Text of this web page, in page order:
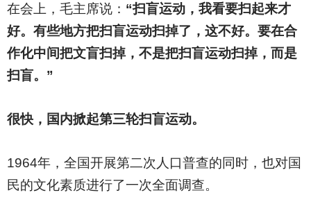
在会上，毛主席说： “扫盲运动，我看要扫起来才
好。有些地方把扫盲运动扫掉了，这不好。要在合
作化中间把文盲扫掉，不是把扫盲运动扫掉，而是
扫盲。”
很快，国内掀起第三轮扫盲运动。
1964年，全国开展第二次人口普查的同时，也对国
民的文化素质进行了一次全面调查。